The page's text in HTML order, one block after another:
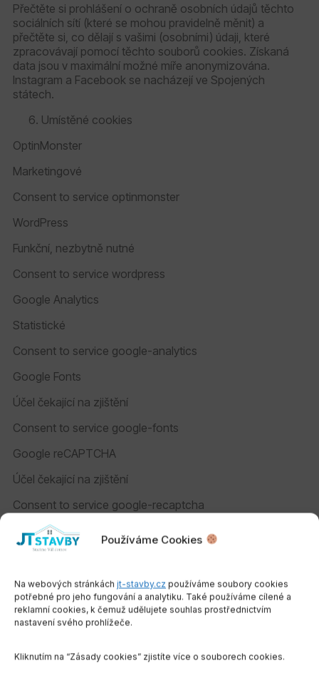
Používáme Cookies
Na webových stránkách jt-stavby.cz používáme soubory cookies
potřebné pro jeho fungování a analytiku. Také používáme cílené a
reklamní cookies, k čemuž udělujete souhlas prostřednictvím
nastavení svého prohlížeče.
Kliknutím na “Zásady cookies” zjistíte více o souborech cookies.
Přečtěte si prohlášení o ochraně osobních údajů těchto
sociálních sítí (které se mohou pravidelně měnit) a
přečtěte si, co dělají s vašimi (osobními) údaji, které
zpracovávají pomocí těchto souborů cookies. Získaná
data jsou v maximální možné míře anonymizována.
Instagram a Facebook se nacházejí ve Spojených
státech.
Umístěné cookies
OptinMonster
Marketingové
Consent to service optinmonster
WordPress
Funkční, nezbytně nutné
Consent to service wordpress
Google Analytics
Statistické
Consent to service google-analytics
Google Fonts
Účel čekající na zjištění
Consent to service google-fonts
Google reCAPTCHA
Účel čekající na zjištění
Consent to service google-recaptcha
Google Maps
Účel čekající na zjištění
Consent to service google-maps
YouTube
Účel čekající na zjištění
Consent to service youtube